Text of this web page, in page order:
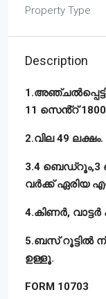
Property Type
Description
11 സെൻ്റ് 1800
2.വില 49 ലക്ഷം.
3.4 ബെഡ്റൂം,3
വർക്ക് ഏരിയ
4.കിണർ,
5.ബസ് റൂട്ടിൽ
ഉള്ളൂ.
FORM 10703